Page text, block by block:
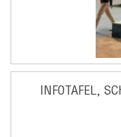
INFOTAFEL,